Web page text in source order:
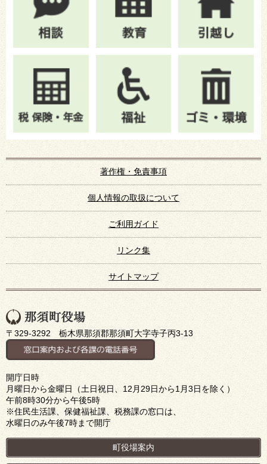
著作権・免責事項
個人情報の取扱について
ご利用ガイド
リンク集
サイトマップ
〒329-3292 栃木県那須郡那須町大字寺子丙3-13
開庁日時
月曜日から金曜日（土日祝日、12月29日から1月3日を除く）
午前8時30分から午後5時
※住民生活課、保健福祉課、税務課の窓口は、
水曜日のみ午後7時まで開庁
町役場案内